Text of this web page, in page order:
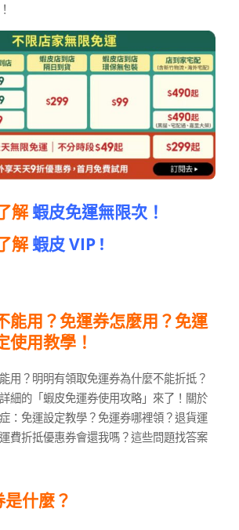
解蝦皮免運無限次 ！
解蝦皮 VIP !
能用？免運券怎麼用？免運
使用教學！
用？明明有領取免運券為什麼不能折抵？
細的「蝦皮免運券使用攻略」來了！關於
：免運設定教學？免運券哪裡領？退貨運
費折抵優惠券會還我嗎？這些問題找答案
是什麼？